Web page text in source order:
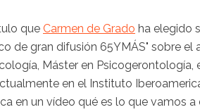
que Carmen de Grado ha elegido
de gran difusión 65YMÁS" sobre el
Máster en Psicogerontología,
en el Instituto
en un vídeo qué es lo que vamos